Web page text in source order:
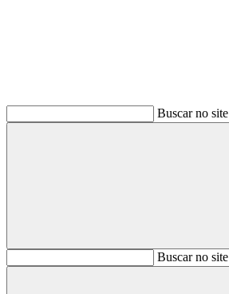
Buscar no site
BuscarBuscar no site